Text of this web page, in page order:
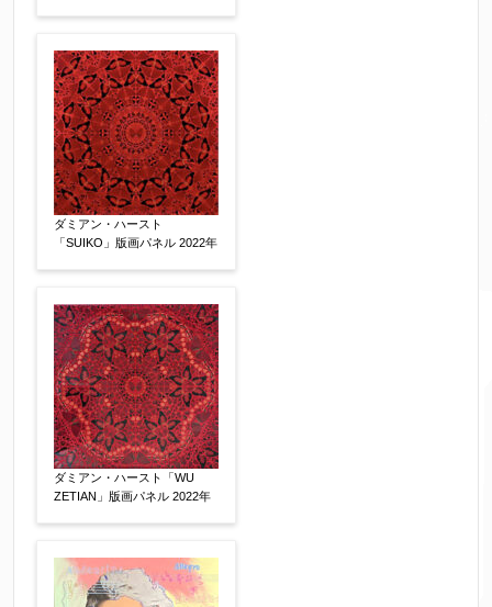
ダミアン・ハースト
「SUIKO」版画パネル 2022年
ダミアン・ハースト「WU
ZETIAN」版画パネル 2022年